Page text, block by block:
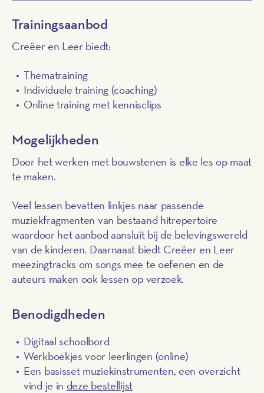
Trainingsaanbod
Creëer en Leer biedt:
Thematraining
Individuele training (coaching)
Online training met kennisclips
Mogelijkheden
Door het werken met bouwstenen is elke les op maat
te maken.
Veel lessen bevatten linkjes naar passende
muziekfragmenten van bestaand hitrepertoire
waardoor het aanbod aansluit bij de belevingswereld
van de kinderen. Daarnaast biedt Creëer en Leer
meezingtracks om songs mee te oefenen en de
auteurs maken ook lessen op verzoek.
Benodigdheden
Digitaal schoolbord
Werkboekjes voor leerlingen (online)
Een basisset muziekinstrumenten, een overzicht
vind je in deze bestellijst